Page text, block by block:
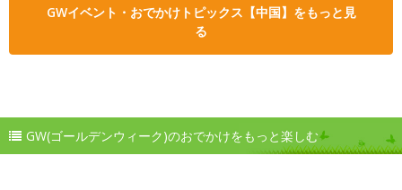
GWイベント・おでかけトピックス【中国】をもっと見
る
GW(ゴールデンウィーク)のおでかけをもっと楽しむ